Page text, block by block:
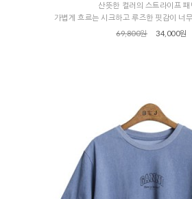
산뜻한 컬러의 스트라이프 패
가볍게 흐르는 시크하고 루즈한 핏감이 너
69,800원
34,000원